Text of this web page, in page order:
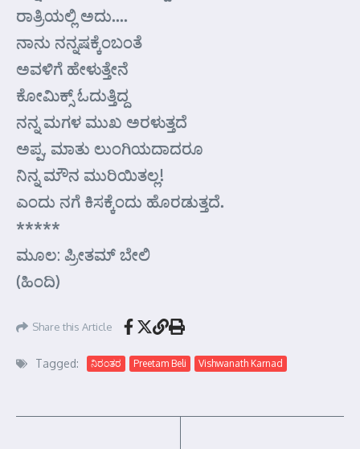
ರಾತ್ರಿಯಲ್ಲಿ ಅದು….
ನಾನು ನನ್ನಷಕ್ಕೆಂಬಂತೆ
ಅವಳಿಗೆ ಹೇಳುತ್ತೇನೆ
ಕೋಮಿಕ್ಸ್ ಓದುತ್ತಿದ್ದ
ನನ್ನ ಮಗಳ ಮುಖ ಅರಳುತ್ತದೆ
ಅಪ್ಪ, ಮಾತು ಲುಂಗಿಯದಾದರೂ
ನಿನ್ನ ಮೌನ ಮುರಿಯಿತಲ್ಲ!
ಎಂದು ನಗೆ ಕಿಸಕ್ಕೆಂದು ಹೊರಡುತ್ತದೆ.
*****
ಮೂಲ: ಪ್ರೀತಮ್ ಬೇಲಿ
(ಹಿಂದಿ)
Share this Article
Tagged: ನಿರಂತರ Preetam Beli Vishwanath Karnad